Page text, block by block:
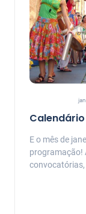
E o mês de
programação!
convocatórias,